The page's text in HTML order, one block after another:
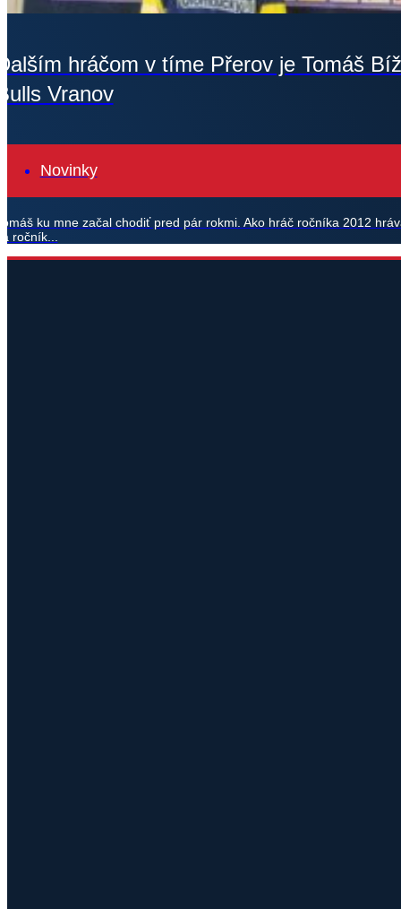
hráčom v tíme Přerov je Tomáš
Vranov
Novinky
ku mne začal chodiť pred pár rokmi. Ako hráč ročníka 2012
ročník...